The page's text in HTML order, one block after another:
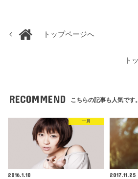
トップページへ
ト
RECOMMEND こちらの記事も人気です。
一月
2016.1.10
2017.11.25